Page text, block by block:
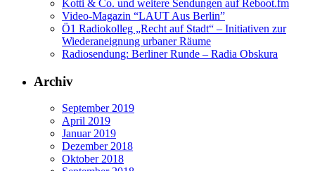
Kotti & Co. und weitere Sendungen auf Reboot.fm
Video-Magazin “LAUT Aus Berlin”
Ö1 Radiokolleg „Recht auf Stadt“ – Initiativen zur
Wiederaneignung urbaner Räume
Radiosendung: Berliner Runde – Radia Obskura
Archiv
September 2019
April 2019
Januar 2019
Dezember 2018
Oktober 2018